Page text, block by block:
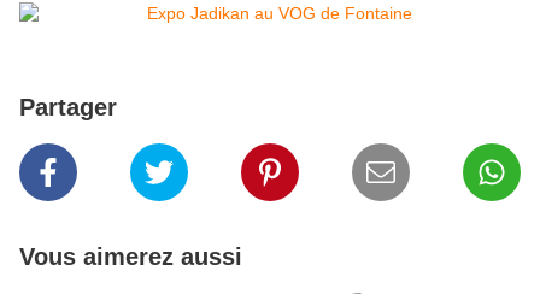
Partager
Vous aimerez aussi